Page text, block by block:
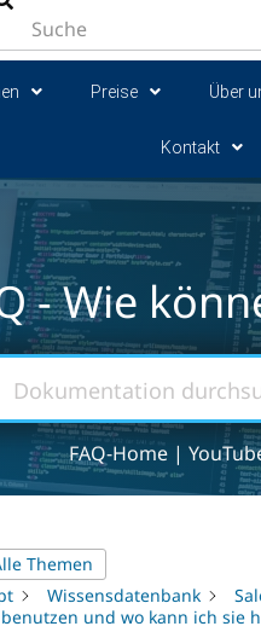
Preise Über
Kontakt
- Wie
FAQ-Home |
Themen
Wissensdatenbank
und wo kann ich sie